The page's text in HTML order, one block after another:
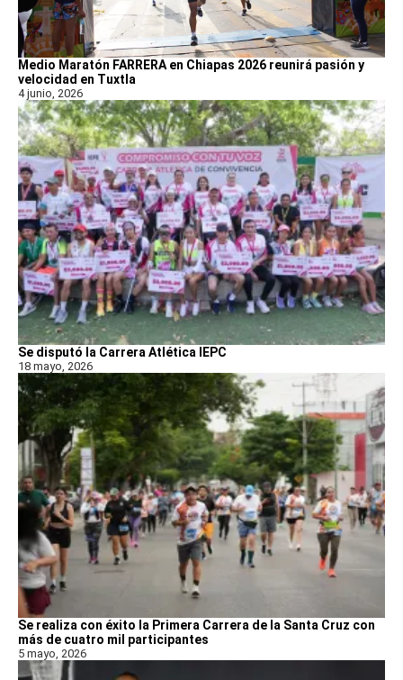
Medio Maratón FARRERA en Chiapas 2026 reunirá pasión y
velocidad en Tuxtla
4 junio, 2026
Se disputó la Carrera Atlética IEPC
18 mayo, 2026
Se realiza con éxito la Primera Carrera de la Santa Cruz con
más de cuatro mil participantes
5 mayo, 2026